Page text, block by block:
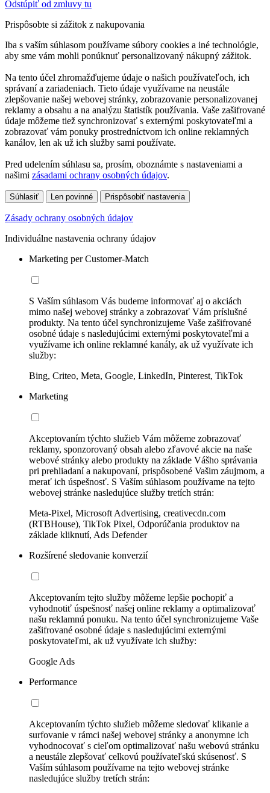
Odstúpiť od zmluvy tu
Prispôsobte si zážitok z nakupovania
Iba s vaším súhlasom používame súbory cookies a iné technológie,
aby sme vám mohli ponúknuť personalizovaný nákupný zážitok.
Na tento účel zhromažďujeme údaje o našich používateľoch, ich
správaní a zariadeniach. Tieto údaje využívame na neustále
zlepšovanie našej webovej stránky, zobrazovanie personalizovanej
reklamy a obsahu a na analýzu štatistík používania. Vaše zašifrované
údaje môžeme tiež synchronizovať s externými poskytovateľmi a
zobrazovať vám ponuky prostredníctvom ich online reklamných
kanálov, len ak už ich služby sami používate.
Pred udelením súhlasu sa, prosím, oboznámte s nastaveniami a
našimi zásadami ochrany osobných údajov.
Súhlasiť Len povinné Prispôsobiť nastavenia
Zásady ochrany osobných údajov
Individuálne nastavenia ochrany údajov
Marketing per Customer-Match
S Vaším súhlasom Vás budeme informovať aj o akciách
mimo našej webovej stránky a zobrazovať Vám príslušné
produkty. Na tento účel synchronizujeme Vaše zašifrované
osobné údaje s nasledujúcimi externými poskytovateľmi a
využívame ich online reklamné kanály, ak už využívate ich
služby:
Bing, Criteo, Meta, Google, LinkedIn, Pinterest, TikTok
Marketing
Akceptovaním týchto služieb Vám môžeme zobrazovať
reklamy, sponzorovaný obsah alebo zľavové akcie na naše
webové stránky alebo produkty na základe Vášho správania
pri prehliadaní a nakupovaní, prispôsobené Vašim záujmom, a
merať ich úspešnosť. S Vaším súhlasom používame na tejto
webovej stránke nasledujúce služby tretích strán:
Meta-Pixel, Microsoft Advertising, creativecdn.com
(RTBHouse), TikTok Pixel, Odporúčania produktov na
základe kliknutí, Ads Defender
Rozšírené sledovanie konverzií
Akceptovaním tejto služby môžeme lepšie pochopiť a
vyhodnotiť úspešnosť našej online reklamy a optimalizovať
našu reklamnú ponuku. Na tento účel synchronizujeme Vaše
zašifrované osobné údaje s nasledujúcimi externými
poskytovateľmi, ak už využívate ich služby:
Google Ads
Performance
Akceptovaním týchto služieb môžeme sledovať klikanie a
surfovanie v rámci našej webovej stránky a anonymne ich
vyhodnocovať s cieľom optimalizovať našu webovú stránku
a neustále zlepšovať celkovú používateľskú skúsenosť. S
Vaším súhlasom používame na tejto webovej stránke
nasledujúce služby tretích strán: